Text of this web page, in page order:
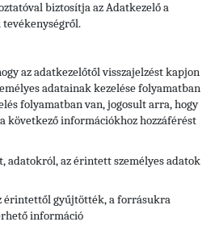
biztosítja az Adatkezelő a
az adatkezelőtől visszajelzést kapjon
adatainak kezelése folyamatban
folyamatban van, jogosult arra, hogy
következő információkhoz hozzáférést
adatokról, az érintett személyes adatok
érintettől gyűjtötték, a forrásukra
információ